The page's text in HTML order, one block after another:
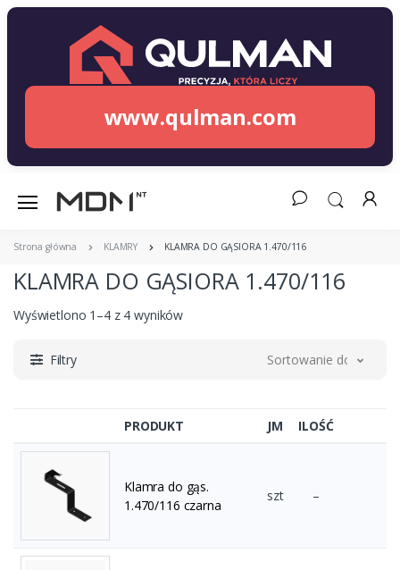
www.qulman.com
Strona główna KLAMRY KLAMRA DO GĄSIORA 1.470/116
KLAMRA DO GĄSIORA 1.470/116
Wyświetlono 1–4 z 4 wyników
Filtry Sortowanie domyślne
PRODUKT JM ILOŚĆ
Klamra do gąs.
1.470/116 czarna
szt –